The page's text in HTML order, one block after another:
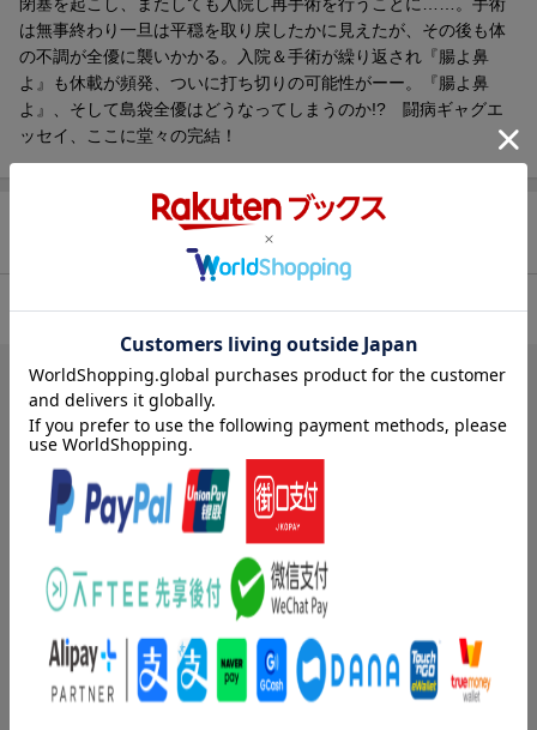
は無事終わり一旦は平穏を取り戻したかに見えたが、その後も体
の不調が全優に襲いかかる。入院＆手術が繰り返され『腸よ鼻
よ』も休載が頻発、ついに打ち切りの可能性がーー。『腸よ鼻
よ』、そして島袋全優はどうなってしまうのか!? 闘病ギャグエ
ッセイ、ここに堂々の完結！
商品レビュー（4件）
総合評価： 4.75
ブックスのレビュー（3件）
投稿日：2023年11月29日
にくきゅー魂
ネタバレにならないコメント！
ついにこのときが来てしまった…。そう、終わりだっ！終わってし
まった…。
ネタバレしたくないから言わないが、これだけは言わせてくれ！
次回作を楽しみに待っています。
もっと見る